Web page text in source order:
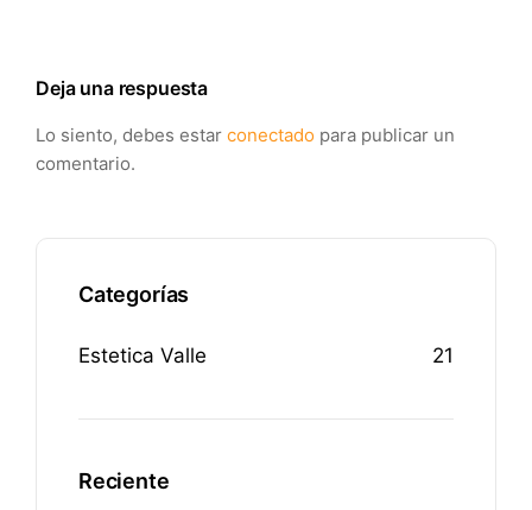
Deja una respuesta
Lo siento, debes estar conectado para publicar un
comentario.
Categorías
Estetica Valle 21
Reciente